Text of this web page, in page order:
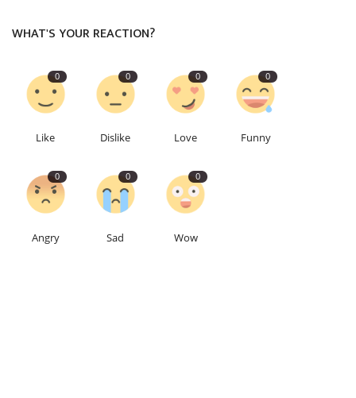
WHAT'S YOUR REACTION?
0
Like
0
Dislike
0
Love
0
Funny
0
Angry
0
Sad
0
Wow